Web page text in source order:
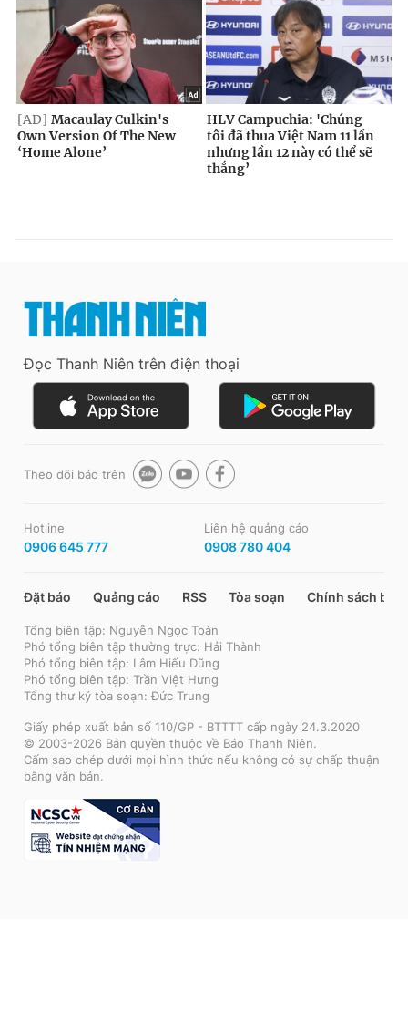
Đọc Thanh Niên trên điện thoại
Theo dõi báo trên
Hotline
0906 645 777
Liên hệ quảng cáo
0908 780 404
Đặt báo Quảng cáo RSS Tòa soạn Chính sách bảo
Tổng biên tập: Nguyễn Ngọc Toàn
Phó tổng biên tập thường trực: Hải Thành
Phó tổng biên tập: Lâm Hiếu Dũng
Phó tổng biên tập: Trần Việt Hưng
Tổng thư ký tòa soạn: Đức Trung
Giấy phép xuất bản số 110/GP - BTTTT cấp ngày 24.3.2020
© 2003-2026 Bản quyền thuộc về Báo Thanh Niên.
Cấm sao chép dưới mọi hình thức nếu không có sự chấp thuận
bằng văn bản.